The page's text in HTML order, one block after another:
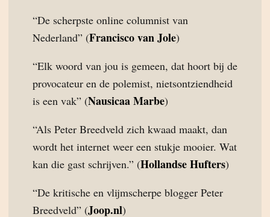
“De scherpste online columnist van
Nederland” (Francisco van Jole)
“Elk woord van jou is gemeen, dat hoort bij de
provocateur en de polemist, nietsontziendheid
is een vak” (Nausicaa Marbe)
“Als Peter Breedveld zich kwaad maakt, dan
wordt het internet weer een stukje mooier. Wat
kan die gast schrijven.” (Hollandse Hufters)
“De kritische en vlijmscherpe blogger Peter
Breedveld” (Joop.nl)